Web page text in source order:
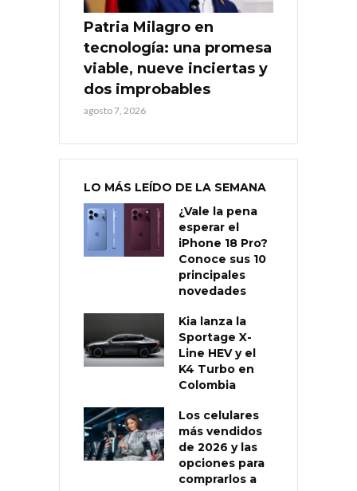
Patria Milagro en
tecnología: una promesa
viable, nueve inciertas y
dos improbables
agosto 7, 2026
LO MÁS LEÍDO DE LA SEMANA
¿Vale la pena
esperar el
iPhone 18 Pro?
Conoce sus 10
principales
novedades
Kia lanza la
Sportage X-
Line HEV y el
K4 Turbo en
Colombia
Los celulares
más vendidos
de 2026 y las
opciones para
comprarlos a